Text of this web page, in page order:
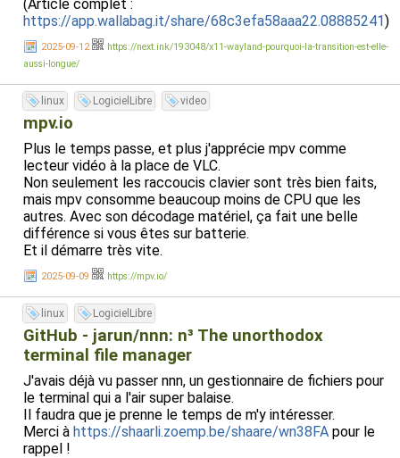
(Article complet :
https://app.wallabag.it/share/68c3efa58aaa22.08885241)
2025-09-12
https://next.ink/193048/x11-wayland-pourquoi-la-transition-est-elle-
aussi-longue/
linux LogicielLibre video
mpv.io
Plus le temps passe, et plus j'apprécie mpv comme
lecteur vidéo à la place de VLC.
Non seulement les raccoucis clavier sont très bien faits,
mais mpv consomme beaucoup moins de CPU que les
autres. Avec son décodage matériel, ça fait une belle
différence si vous êtes sur batterie.
Et il démarre très vite.
2025-09-09 https://mpv.io/
linux LogicielLibre
GitHub - jarun/nnn: n³ The unorthodox
terminal file manager
J'avais déjà vu passer nnn, un gestionnaire de fichiers pour
le terminal qui a l'air super balaise.
Il faudra que je prenne le temps de m'y intéresser.
Merci à https://shaarli.zoemp.be/shaare/wn38FA pour le
rappel !